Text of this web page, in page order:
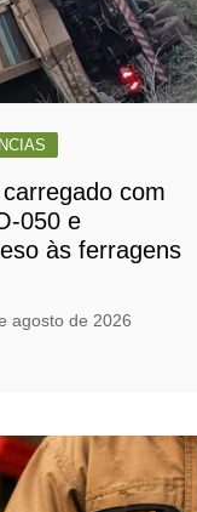
com
050 e
às ferragens
agosto de 2026